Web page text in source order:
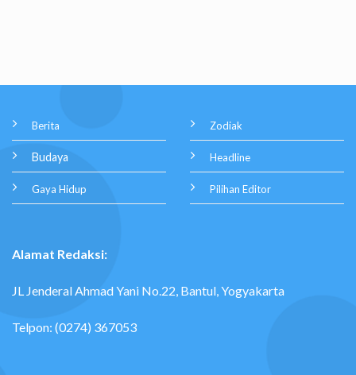
Berita
Budaya
Gaya Hidup
Zodiak
Headline
Pilihan Editor
Alamat Redaksi:
JL Jenderal Ahmad Yani No.22, Bantul, Yogyakarta
Telpon: (0274) 367053